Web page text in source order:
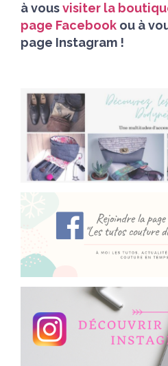
à vousvisiter la
page Facebook ou à
page Instagram !